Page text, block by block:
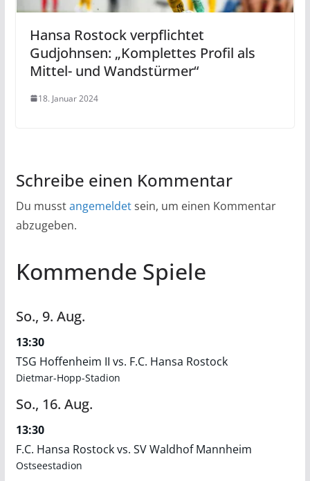
Hansa Rostock verpflichtet
Gudjohnsen: „Komplettes Profil als
Mittel- und Wandstürmer“
18. Januar 2024
Schreibe einen Kommentar
Du musstangemeldetsein, um einen Kommentar
abzugeben.
Kommende Spiele
So., 9. Aug.
13:30
TSG Hoffenheim II vs. F.C. Hansa Rostock
Dietmar-Hopp-Stadion
So., 16. Aug.
13:30
F.C. Hansa Rostock vs. SV Waldhof Mannheim
Ostseestadion